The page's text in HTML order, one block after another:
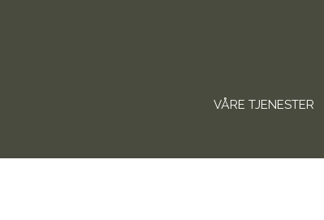
VÅRE TJENESTER